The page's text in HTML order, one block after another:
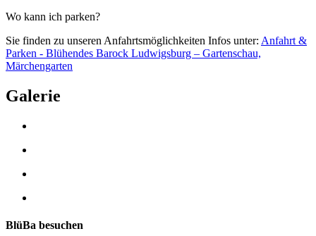
Wo kann ich parken?
Sie finden zu unseren Anfahrtsmöglichkeiten Infos unter: Anfahrt &
Parken - Blühendes Barock Ludwigsburg – Gartenschau,
Märchengarten
Galerie
BlüBa besuchen